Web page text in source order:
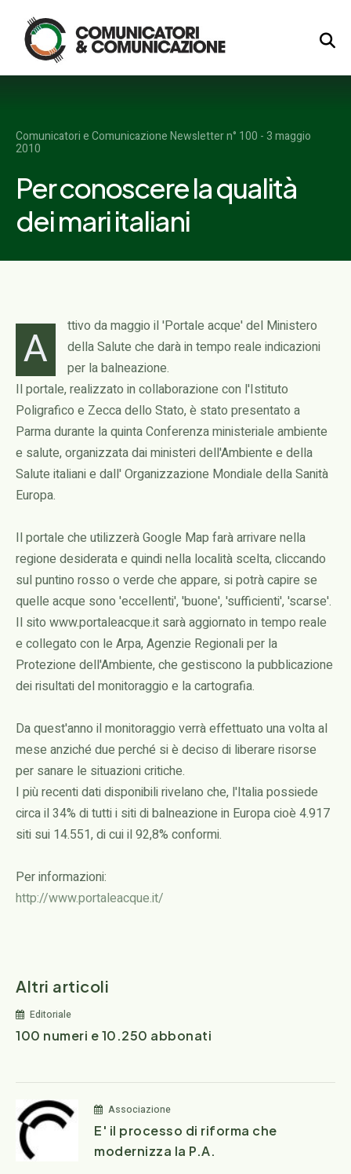
Logo
Comunicatori e Comunicazione Newsletter n° 100 - 3 maggio
2010
Per conoscere la qualità
dei mari italiani
A
ttivo da maggio il 'Portale acque' del Ministero
della Salute che darà in tempo reale indicazioni
per la balneazione.
Il portale, realizzato in collaborazione con l'Istituto
Poligrafico e Zecca dello Stato, è stato presentato a
Parma durante la quinta Conferenza ministeriale ambiente
e salute, organizzata dai ministeri dell'Ambiente e della
Salute italiani e dall' Organizzazione Mondiale della Sanità
Europa.
Il portale che utilizzerà Google Map farà arrivare nella
regione desiderata e quindi nella località scelta, cliccando
sul puntino rosso o verde che appare, si potrà capire se
quelle acque sono 'eccellenti', 'buone', 'sufficienti', 'scarse'.
Il sito www.portaleacque.it sarà aggiornato in tempo reale
e collegato con le Arpa, Agenzie Regionali per la
Protezione dell'Ambiente, che gestiscono la pubblicazione
dei risultati del monitoraggio e la cartografia.
Da quest'anno il monitoraggio verrà effettuato una volta al
mese anziché due perché si è deciso di liberare risorse
per sanare le situazioni critiche.
I più recenti dati disponibili rivelano che, l'Italia possiede
circa il 34% di tutti i siti di balneazione in Europa cioè 4.917
siti sui 14.551, di cui il 92,8% conformi.
Per informazioni:
http://www.portaleacque.it/
Altri articoli
Editoriale
100 numeri e 10.250 abbonati
Associazione
E' il processo di riforma che
modernizza la P.A.